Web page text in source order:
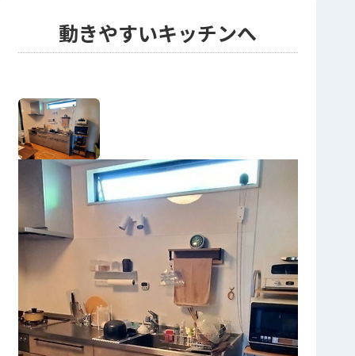
動きやすいキッチンへ